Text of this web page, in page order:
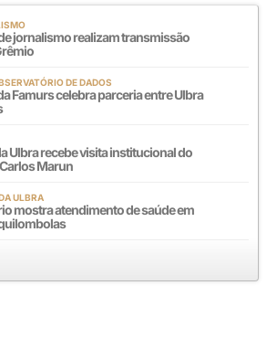
jornalismo realizam transmissão
DE DADOS
Famurs celebra parceria entre Ulbra
Ulbra recebe visita institucional do
Marun
ULBRA
mostra atendimento de saúde em